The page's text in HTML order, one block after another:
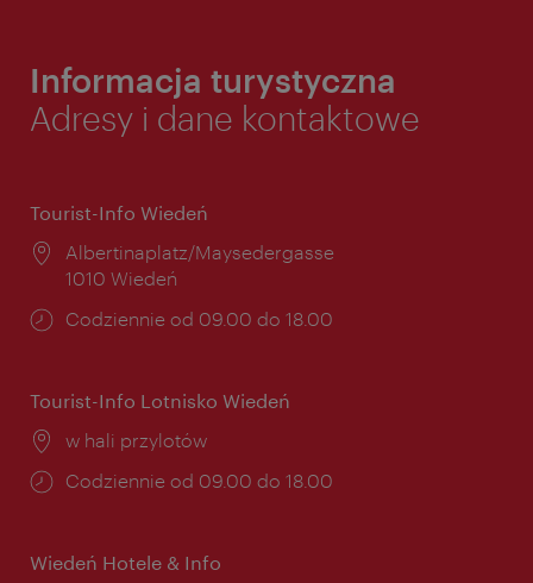
Informacja turystyczna
Adresy i dane kontaktowe
Tourist-Info Wiedeń
Miejsce:
Albertinaplatz/Maysedergasse
1010 Wiedeń
Godziny
Codziennie od 09.00 do 18.00
Tourist-Info Lotnisko Wiedeń
Miejsce:
w hali przylotów
Godziny
Codziennie od 09.00 do 18.00
Wiedeń Hotele & Info